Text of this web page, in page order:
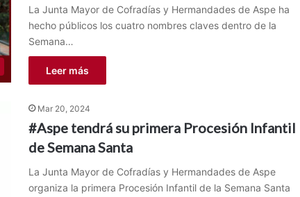
La Junta Mayor de Cofradías y Hermandades de Aspe ha
hecho públicos los cuatro nombres claves dentro de la
Semana…
Leer más
Mar 20, 2024
#Aspe tendrá su primera Procesión Infantil
de Semana Santa
La Junta Mayor de Cofradías y Hermandades de Aspe
organiza la primera Procesión Infantil de la Semana Santa